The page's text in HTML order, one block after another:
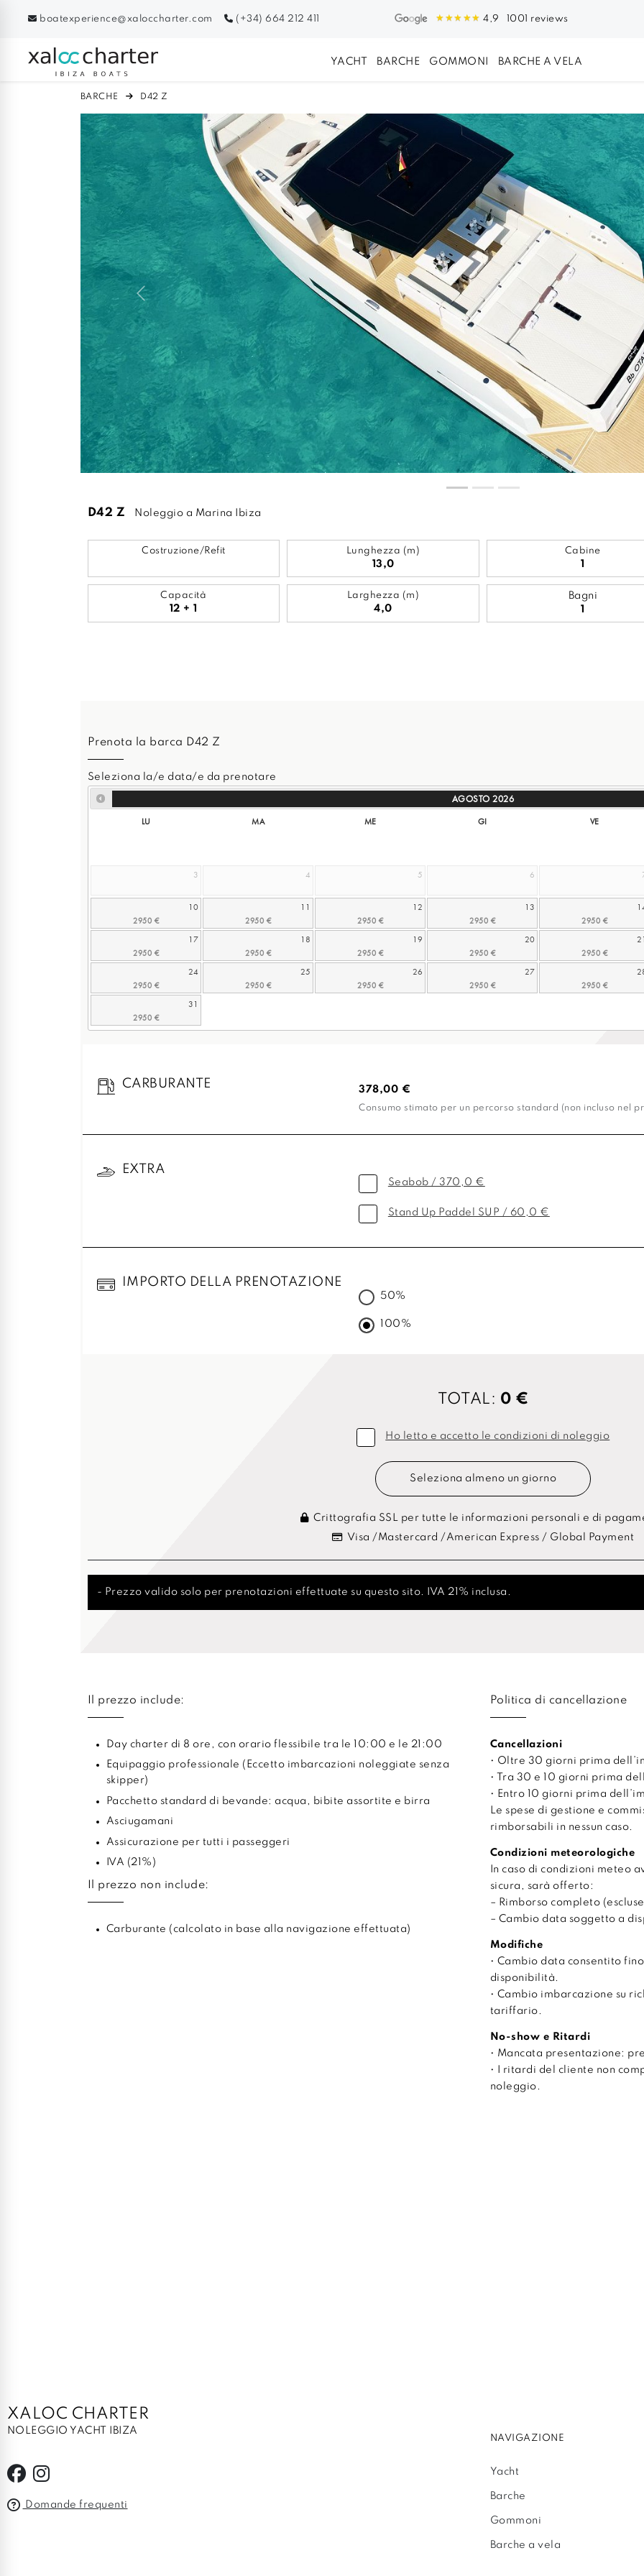
boatexperience@xaloccharter.com (+34) 664 212 411 4,9 1001 reviews
YACHT BARCHE GOMMONI BARCHE A VELA
BARCHE D42 Z
Previous
D42 Z Noleggio a Marina Ibiza
Costruzione/Refit Lunghezza (m)
13,0
Cabine
1
Capacità
12 + 1
Larghezza (m)
4,0
Bagni
1
Prenota la barca D42 Z
Seleziona la/e data/e da prenotare
AGOSTO 2026
LU MA ME GI VE
3 4 5 6
10 11 12 13
17 18 19 20 21
24 25 26 27
31
CARBURANTE 378,00 €
Consumo stimato per un percorso standard (non incluso nel
EXTRA
Seabob / 370,0 €
Stand Up Paddel SUP / 60,0 €
IMPORTO DELLA PRENOTAZIONE
50%
100%
TOTAL: 0 €
Ho letto e accetto le condizioni di noleggio
Seleziona almeno un giorno
Crittografia SSL per tutte le informazioni personali e di
Visa /Mastercard /American Express / Global Payment
- Prezzo valido solo per prenotazioni effettuate su questo sito. IVA 21% inclusa.
Il prezzo include:
Day charter di 8 ore, con orario flessibile tra le 10:00 e le 21:00
Equipaggio professionale (Eccetto imbarcazioni noleggiate senza
skipper)
Pacchetto standard di bevande: acqua, bibite assortite e birra
Asciugamani
Assicurazione per tutti i passeggeri
IVA (21%)
Il prezzo non include:
Carburante (calcolato in base alla navigazione effettuata)
Politica di cancellazione
Cancellazioni
• Oltre 30 giorni prima
• Tra 30 e 10 giorni prima
• Entro 10 giorni prima
Le spese di gestione e
rimborsabili in nessun caso.
Condizioni meteorologiche
In caso di condizioni meteo
sicura, sarà offerto:
– Rimborso completo
– Cambio data soggetto a
Modifiche
• Cambio data consentito
disponibilità.
• Cambio imbarcazione su
tariffario.
No-show e Ritardi
• Mancata presentazione:
• I ritardi del cliente non
noleggio.
XALOC CHARTER
NOLEGGIO YACHT IBIZA
Domande frequenti
NAVIGAZIONE
Yacht
Barche
Gommoni
Barche a vela